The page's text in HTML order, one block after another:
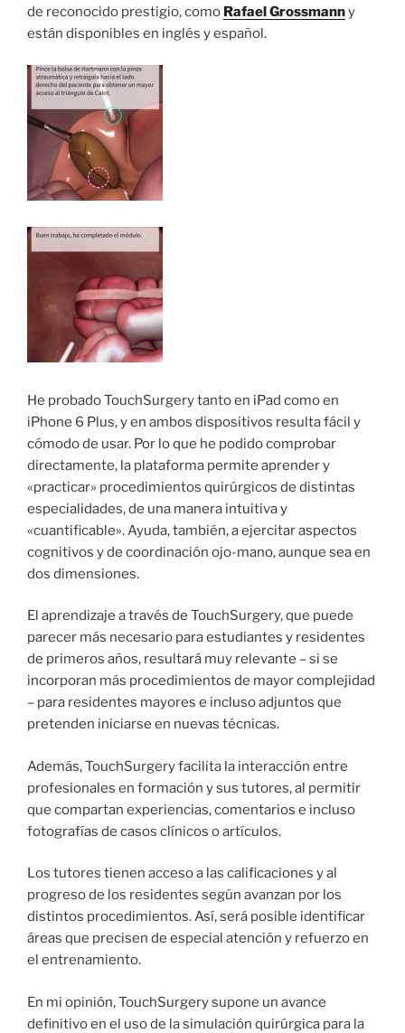
de reconocido prestigio, como Rafael Grossmanny
están disponibles en inglés y español.
He probado TouchSurgery tanto en iPad como en
iPhone 6 Plus, y en ambos dispositivos resulta fácil y
cómodo de usar. Por lo que he podido comprobar
directamente, la plataforma permite aprender y
«practicar» procedimientos quirúrgicos de distintas
especialidades, de una manera intuitiva y
«cuantificable». Ayuda, también, a ejercitar aspectos
cognitivos y de coordinación ojo-mano, aunque sea en
dos dimensiones.
El aprendizaje a través de TouchSurgery, que puede
parecer más necesario para estudiantes y residentes
de primeros años, resultará muy relevante – si se
incorporan más procedimientos de mayor complejidad
– para residentes mayores e incluso adjuntos que
pretenden iniciarse en nuevas técnicas.
Además, TouchSurgery facilita la interacción entre
profesionales en formación y sus tutores, al permitir
que compartan experiencias, comentarios e incluso
fotografías de casos clínicos o artículos.
Los tutores tienen acceso a las calificaciones y al
progreso de los residentes según avanzan por los
distintos procedimientos. Así, será posible identificar
áreas que precisen de especial atención y refuerzo en
el entrenamiento.
En mi opinión, TouchSurgery supone un avance
definitivo en el uso de la simulación quirúrgica para la